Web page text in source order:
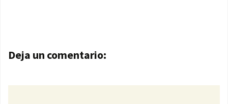
Navegación de entradas
Deja un comentario: